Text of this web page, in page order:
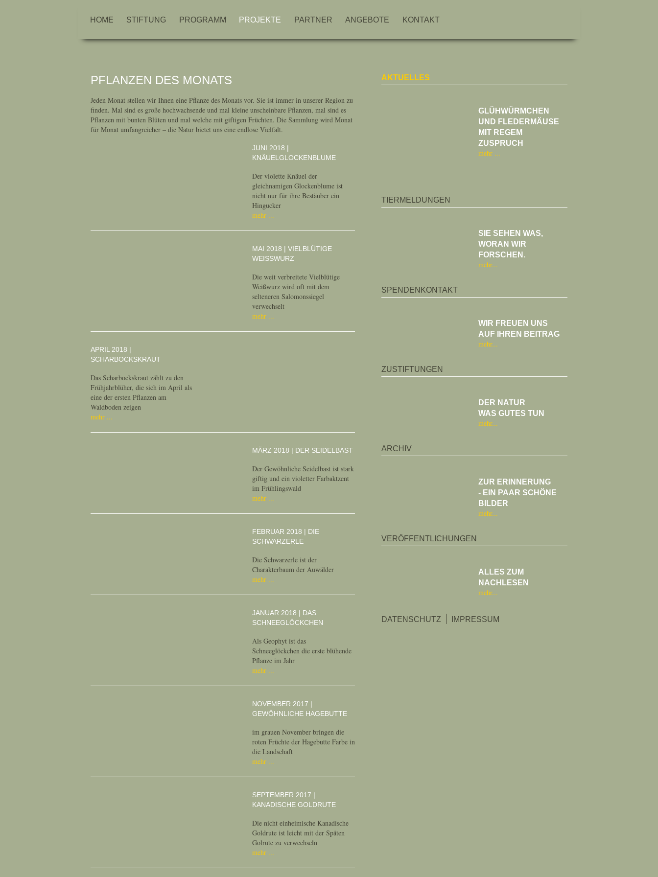
HOME STIFTUNG PROGRAMM PROJEKTE PARTNER ANGEBOTE KONTAKT
PFLANZEN DES MONATS
Jeden Monat stellen wir Ihnen eine Pflanze des Monats vor. Sie ist immer in unserer Region zu
finden. Mal sind es große hochwachsende und mal kleine unscheinbare Pflanzen, mal sind es
Pflanzen mit bunten Blüten und mal welche mit giftigen Früchten. Die Sammlung wird Monat
für Monat umfangreicher – die Natur bietet uns eine endlose Vielfalt.
JUNI 2018 |
KNÄUELGLOCKENBLUME
Der violette Knäuel der
gleichnamigen Glockenblume ist
nicht nur für ihre Bestäuber ein
Hingucker
mehr
MAI 2018 | VIELBLÜTIGE
WEISSWURZ
Die weit verbreitete Vielblütige
Weißwurz wird oft mit dem
selteneren Salomonssiegel
verwechselt
mehr
APRIL 2018 |
SCHARBOCKSKRAUT
Das Scharbockskraut zählt zu den
Frühjahrblüher, die sich im April als
eine der ersten Pflanzen am
Waldboden zeigen
mehr
MÄRZ 2018 | DER SEIDELBAST
Der Gewöhnliche Seidelbast ist stark
giftig und ein violetter Farbaktzent
im Frühlingswald
mehr
FEBRUAR 2018 | DIE
SCHWARZERLE
Die Schwarzerle ist der
Charakterbaum der Auwälder
mehr
JANUAR 2018 | DAS
SCHNEEGLÖCKCHEN
Als Geophyt ist das
Schneeglöckchen die erste blühende
Pflanze im Jahr
mehr
NOVEMBER 2017 |
GEWÖHNLICHE HAGEBUTTE
im grauen November bringen die
roten Früchte der Hagebutte Farbe in
die Landschaft
mehr
SEPTEMBER 2017 |
KANADISCHE GOLDRUTE
Die nicht einheimische Kanadische
Goldrute ist leicht mit der Späten
Golrute zu verwechseln
mehr
AKTUELLES
GLÜHWÜRMCHEN
UND FLEDERMÄUSE
MIT REGEM
ZUSPRUCH
mehr
TIERMELDUNGEN
SIE SEHEN WAS,
WORAN WIR
FORSCHEN.
mehr
SPENDENKONTAKT
WIR FREUEN UNS
AUF IHREN BEITRAG
mehr
ZUSTIFTUNGEN
DER NATUR
WAS GUTES TUN
mehr
ARCHIV
ZUR ERINNERUNG
- EIN PAAR SCHÖNE
BILDER
mehr
VERÖFFENTLICHUNGEN
ALLES ZUM
NACHLESEN
mehr
DATENSCHUTZ IMPRESSUM